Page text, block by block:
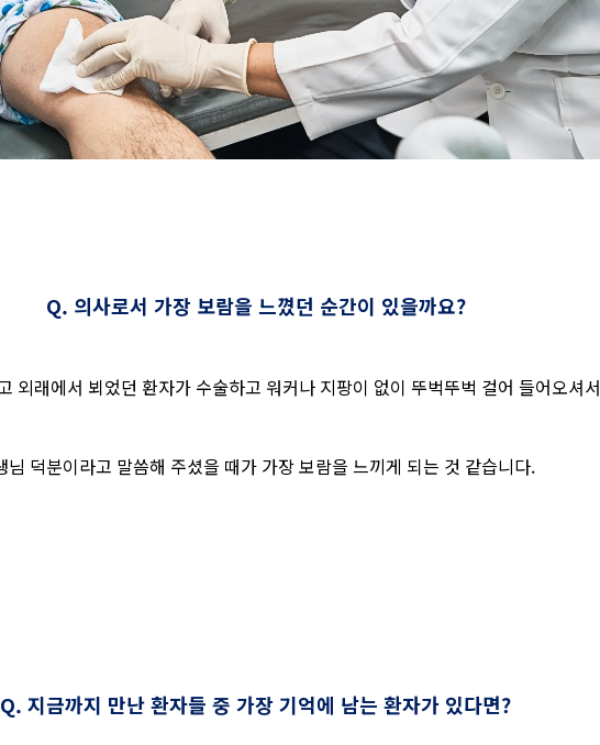
Q. 의사로서 가장 보람을 느꼈던 순간이 있을까요?
외래에서 뵈었던 환자가 수술하고 워커나 지팡이 없이 뚜벅뚜벅 걸어 들어오셔서
님 덕분이라고 말씀해 주셨을 때가 가장 보람을 느끼게 되는 것 같습니다.
Q. 지금까지 만난 환자들 중 가장 기억에 남는 환자가 있다면?